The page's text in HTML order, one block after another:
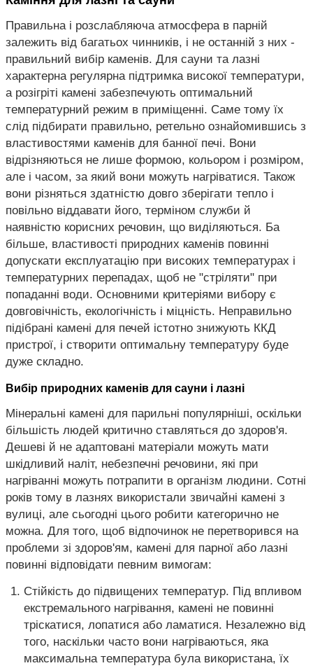
Правильна і розслабляюча атмосфера в парній
залежить від багатьох чинників, і не останній з них -
правильний вибір каменів. Для сауни та лазні
характерна регулярна підтримка високої температури,
а розігріті камені забезпечують оптимальний
температурний режим в приміщенні. Саме тому їх
слід підбирати правильно, ретельно ознайомившись з
властивостями каменів для банної печі. Вони
відрізняються не лише формою, кольором і розміром,
але і часом, за який вони можуть нагріватися. Також
вони різняться здатністю довго зберігати тепло і
повільно віддавати його, терміном служби й
наявністю корисних речовин, що виділяються. Ба
більше, властивості природних каменів повинні
допускати експлуатацію при високих температурах і
температурних перепадах, щоб не "стріляти" при
попаданні води. Основними критеріями вибору є
довговічність, екологічність і міцність. Неправильно
підібрані камені для печей істотно знижують ККД
пристрої, і створити оптимальну температуру буде
дуже складно.
Вибір природних каменів для сауни і лазні
Мінеральні камені для парильні популярніші, оскільки
більшість людей критично ставляться до здоров'я.
Дешеві й не адаптовані матеріали можуть мати
шкідливий наліт, небезпечні речовини, які при
нагріванні можуть потрапити в організм людини. Сотні
років тому в лазнях використали звичайні камені з
вулиці, але сьогодні цього робити категорично не
можна. Для того, щоб відпочинок не перетворився на
проблеми зі здоров'ям, камені для парної або лазні
повинні відповідати певним вимогам:
Стійкість до підвищених температур. Під впливом
екстремального нагрівання, камені не повинні
тріскатися, лопатися або ламатися. Незалежно від
того, наскільки часто вони нагріваються, яка
максимальна температура була використана, їх